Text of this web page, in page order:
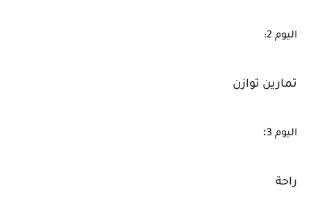
اليوم 2:
تمارين توازن
اليوم 3 :
راحة